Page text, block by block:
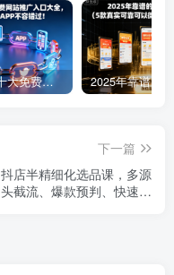
2025最新十大免费网站推广入口大全，推广网站与APP不容错过！
下一篇
抖店半精细化选品课，多源
头截流、爆款预判、快速铺